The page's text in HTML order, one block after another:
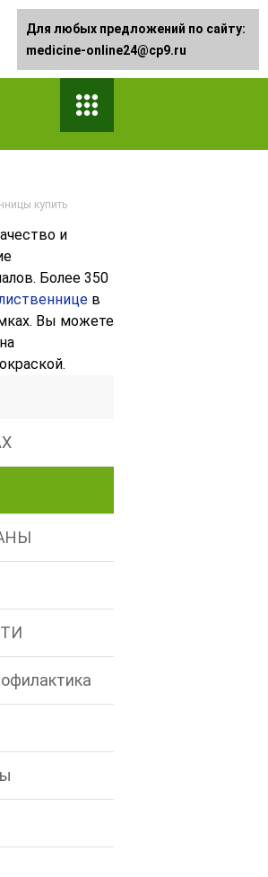
купить
и
Более 350
в
Вы можете
Для любых предложений по сайту:
medicine-online24@cp9.ru